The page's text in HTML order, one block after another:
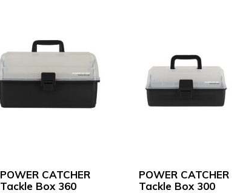
POWER CATCHER
Tackle Box 360
POWER CATCHER
Tackle Box 300